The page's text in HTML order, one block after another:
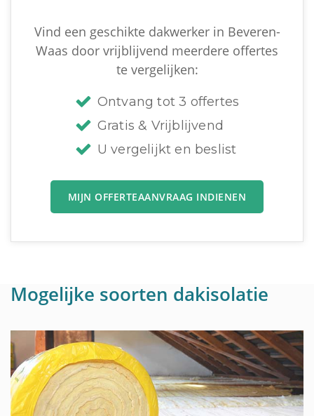
Vind een geschikte dakwerker in Beveren-
Waas door vrijblijvend meerdere offertes
te vergelijken:
Ontvang tot 3 offertes
Gratis & Vrijblijvend
U vergelijkt en beslist
MIJN OFFERTEAANVRAAG INDIENEN
Mogelijke soorten dakisolatie